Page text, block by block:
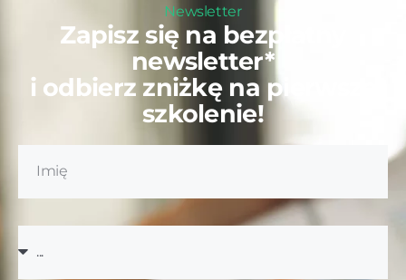
Newsletter
Zapisz się na bezpłatny
newsletter*
i odbierz zniżkę na pierwsze
szkolenie!